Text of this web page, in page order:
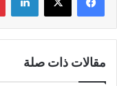
مقالات ذات صلة